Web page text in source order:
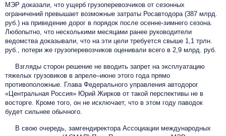
МЭР доказали, что ущерб грузоперевозчиков от сезонных
ограничений превышает возможные затраты Росавтодора (387 млрд.
руб.) на приведение дорог в порядок после осенне-зимнего сезона.
Любопытно, что несколькими месяцами ранее руководители
ведомства доказывали, что на эти цели требуется свыше 1,1 трлн.
руб., потери же грузоперевозчиков оценивали всего в 2,9 млрд. руб.
Взгляды сторон решение не вводить запрет на эксплуатацию
тяжелых грузовиков в апреле–июне этого года прямо
противоположные. Глава Федерального управления автодорог
«Центральная Россия» Юрий Жирков от такой перспективы не в
восторге. Кроме того, он не исключает, что в этом году паводок
будет сильнее обычного.
В свою очередь, замгендиректора Ассоциации международных